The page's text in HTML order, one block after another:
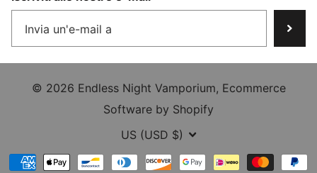
© 2026 Endless Night Vamporium, Ecommerce
Software by Shopify
US (USD $)